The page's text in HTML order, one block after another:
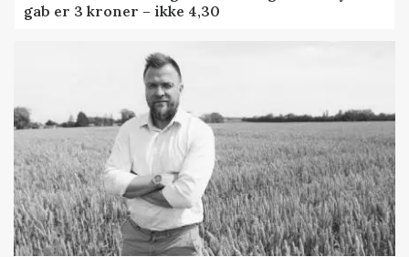
gab er 3 kroner – ikke 4,30